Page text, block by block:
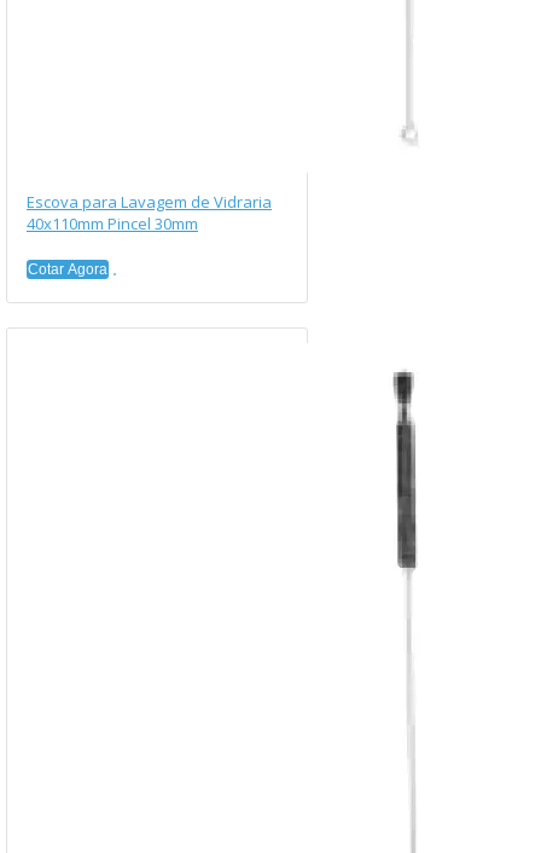
Escova para Lavagem de Vidraria
40x110mm Pincel 30mm
Cotar Agora